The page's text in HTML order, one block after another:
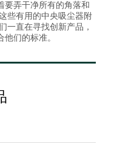
要弄干净所有的角落和
些有用的中央吸尘器附
一直在寻找创新产品，
们的标准。